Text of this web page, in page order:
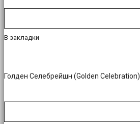
В закладки
Голден Селебрейшн (Golden Celebration)